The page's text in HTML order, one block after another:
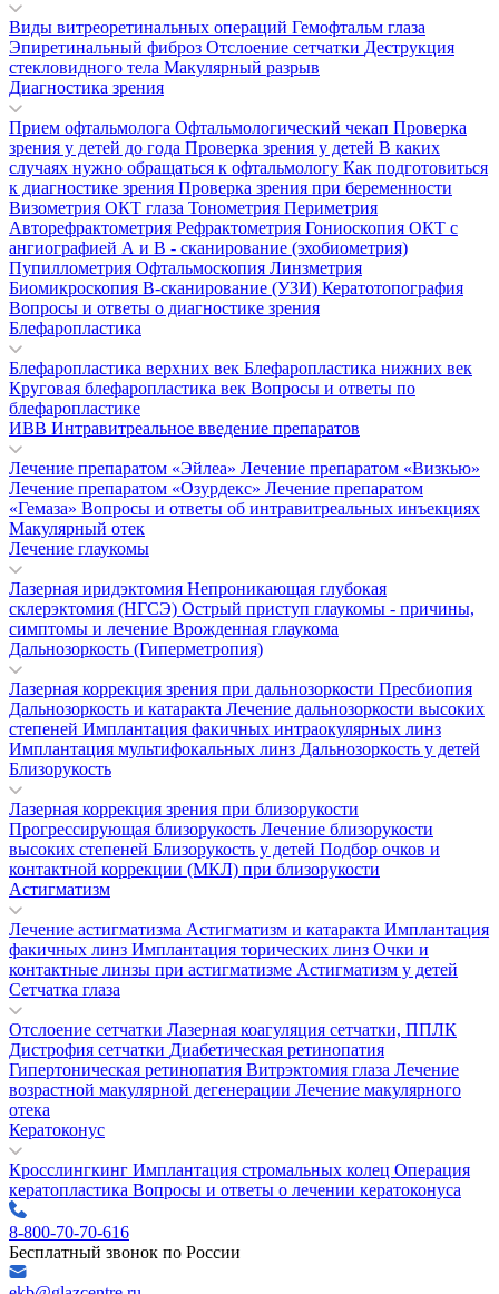
Виды витреоретинальных операций Гемофтальм глаза
Эпиретинальный фиброз Отслоение сетчатки Деструкция
стекловидного тела Макулярный разрыв
Диагностика зрения
Прием офтальмолога Офтальмологический чекап Проверка
зрения у детей до года Проверка зрения у детей В каких
случаях нужно обращаться к офтальмологу Как подготовиться
к диагностике зрения Проверка зрения при беременности
Визометрия ОКТ глаза Тонометрия Периметрия
Авторефрактометрия Рефрактометрия Гониоскопия ОКТ с
ангиографией А и В - сканирование (эхобиометрия)
Пупиллометрия Офтальмоскопия Линзметрия
Биомикроскопия В-сканирование (УЗИ) Кератотопография
Вопросы и ответы о диагностике зрения
Блефаропластика
Блефаропластика верхних век Блефаропластика нижних век
Круговая блефаропластика век Вопросы и ответы по
блефаропластике
ИВВ Интравитреальное введение препаратов
Лечение препаратом «Эйлеа» Лечение препаратом «Визкью»
Лечение препаратом «Озурдекс» Лечение препаратом
«Гемаза» Вопросы и ответы об интравитреальных инъекциях
Макулярный отек
Лечение глаукомы
Лазерная иридэктомия Непроникающая глубокая
склерэктомия (НГСЭ) Острый приступ глаукомы - причины,
симптомы и лечение Врожденная глаукома
Дальнозоркость (Гиперметропия)
Лазерная коррекция зрения при дальнозоркости Пресбиопия
Дальнозоркость и катаракта Лечение дальнозоркости высоких
степеней Имплантация факичных интраокулярных линз
Имплантация мультифокальных линз Дальнозоркость у детей
Близорукость
Лазерная коррекция зрения при близорукости
Прогрессирующая близорукость Лечение близорукости
высоких степеней Близорукость у детей Подбор очков и
контактной коррекции (МКЛ) при близорукости
Астигматизм
Лечение астигматизма Астигматизм и катаракта Имплантация
факичных линз Имплантация торических линз Очки и
контактные линзы при астигматизме Астигматизм у детей
Сетчатка глаза
Отслоение сетчатки Лазерная коагуляция сетчатки, ППЛК
Дистрофия сетчатки Диабетическая ретинопатия
Гипертоническая ретинопатия Витрэктомия глаза Лечение
возрастной макулярной дегенерации Лечение макулярного
отека
Кератоконус
Кросслингкинг Имплантация стромальных колец Операция
кератопластика Вопросы и ответы о лечении кератоконуса
8-800-70-70-616
Бесплатный звонок по России